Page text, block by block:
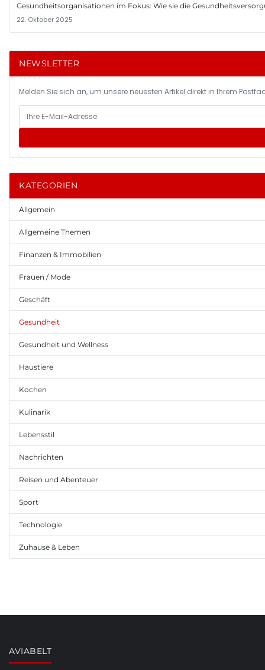
Gesundheitsorganisationen im Fokus: Wie sie die
22. Oktober 2025
NEWSLETTER
Melden Sie sich an, um unsere neuesten Artikel direkt in Ihrem
KATEGORIEN
Allgemein
Allgemeine Themen
Finanzen & Immobilien
Frauen / Mode
Geschäft
Gesundheit
Gesundheit und Wellness
Haustiere
Kochen
Kulinarik
Lebensstil
Nachrichten
Reisen und Abenteuer
Sport
Technologie
Zuhause & Leben
AVIABELT